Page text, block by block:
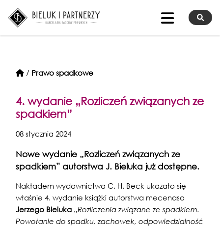
/ Prawo spadkowe
4. wydanie „Rozliczeń związanych ze
spadkiem”
08 stycznia 2024
Nowe wydanie „Rozliczeń związanych ze
spadkiem” autorstwa J. Bieluka już dostępne.
Nakładem wydawnictwa C. H. Beck ukazało się
właśnie 4. wydanie książki autorstwa mecenasa
Jerzego Bieluka „Rozliczenia związane ze spadkiem.
Powołanie do spadku, zachowek, odpowiedzialność